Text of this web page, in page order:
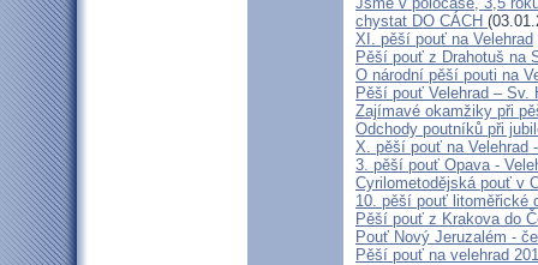
chystat DO CÁCH
XI. pěší pouť na Velehrad
Pěší pouť z Drahotuš na
O národní pěší pouti na
Pěší pouť Velehrad – Sv.
Zajímavé okamžiky při
Odchody poutníků při
X. pěší pouť na Velehrad
3. pěší pouť Opava -
Cyrilometodějská pouť v
10. pěší pouť litoměřické
Pěší pouť z Krakova do
Pouť Nový Jeruzalém -
Pěší pouť na velehrad